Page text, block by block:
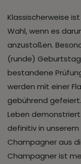
Klassischerweise
Wahl, wenn es
anzustoßen.
(runde)
bestandene
werden mit einer
gebührend gefeiert.
Leben
definitiv in unserem
Champagner aus
Champagner ist